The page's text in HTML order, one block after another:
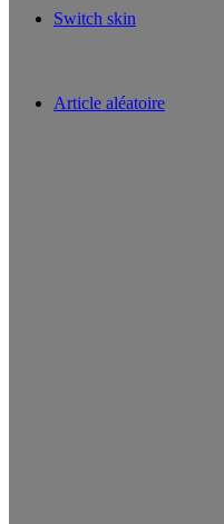
Switch skin
Article aléatoire